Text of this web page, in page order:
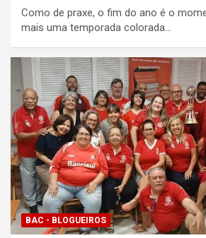
Como de praxe, o fim do ano é o
mais uma temporada colorada…
BAC - BLOGUEIROS